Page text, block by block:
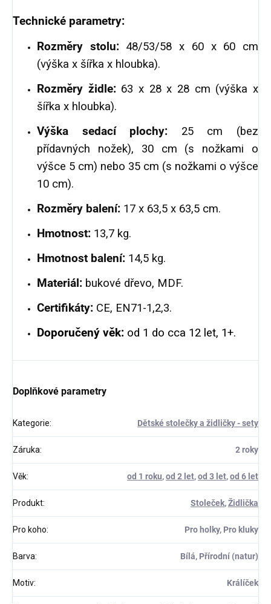
Technické parametry:
Rozměry stolu:48/53/58 x 60 x 60 cm
(výška x šířka x hloubka).
Rozměry židle:63 x 28 x 28 cm (výška x
šířka x hloubka).
Výška sedací plochy: 25 cm (bez
přídavných nožek), 30 cm (s nožkami o
výšce 5 cm) nebo 35 cm (s nožkami o výšce
10 cm).
Rozměry balení: 17 x 63,5 x 63,5 cm.
Hmotnost: 13,7 kg.
Hmotnost balení: 14,5 kg.
Materiál: bukové dřevo, MDF.
Certifikáty: CE, EN71-1,2,3.
Doporučený věk: od 1 do cca 12 let, 1+.
Doplňkové parametry
Kategorie: Dětské stolečky a židličky - sety
Záruka: 2 roky
Věk: od 1 roku,od 2 let,od 3 let,od 6 let
Produkt: Stoleček,Židlička
Pro koho: Pro holky, Pro kluky
Barva: Bílá, Přírodní (natur)
Motiv: Králíček